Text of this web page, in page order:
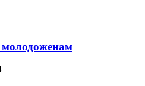
молодоженам